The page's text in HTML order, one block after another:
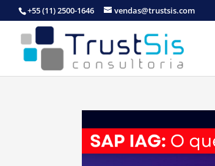
+55 (11) 2500-1646 vendas@trustsis.com